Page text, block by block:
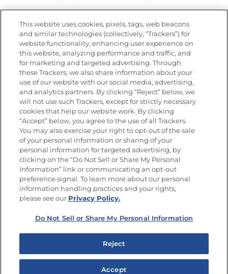
Nutrición
Únete a La Cocina Goya®
Recibe Nuevas Recetas, Ofertas Especiales y
Promociones
Email(Obligatorio)
SÍGUENOS EN LAS REDES SOCIALES
Política de privacidad
No vender ni compartir mis datos personales
Copyright © 2026 Goya Foods, Inc. Todos los derechos reservados.
This website uses cookies, pixels, tags, web beacons
and similar technologies (collectively, “Trackers”) for
website functionality, enhancing user experience on
this website, analyzing performance and traffic, and
for marketing and targeted advertising. Through
these Trackers, we also share information about your
use of our website with our social media, advertising,
and analytics partners. By clicking “Reject” below, we
will not use such Trackers, except for strictly necessary
cookies that help our website work. By clicking
“Accept” below, you agree to the use of all Trackers.
You may also exercise your right to opt-out of the sale
of your personal information or sharing of your
personal information for targeted advertising, by
clicking on the “Do Not Sell or Share My Personal
Information” link or communicating an opt-out
preference signal. To learn more about our personal
information handling practices and your rights,
please see our Privacy Policy.
Do Not Sell or Share My Personal Information
Reject
Accept